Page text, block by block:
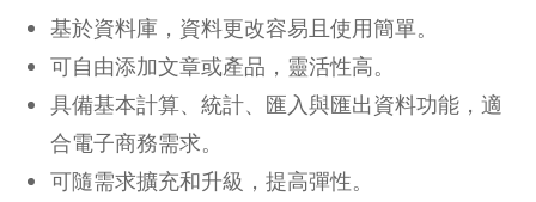
基於資料庫，資料更改容易且使用簡單。
可自由添加文章或產品，靈活性高。
具備基本計算、統計、匯入與匯出資料功能，適
合電子商務需求。
可隨需求擴充和升級，提高彈性。